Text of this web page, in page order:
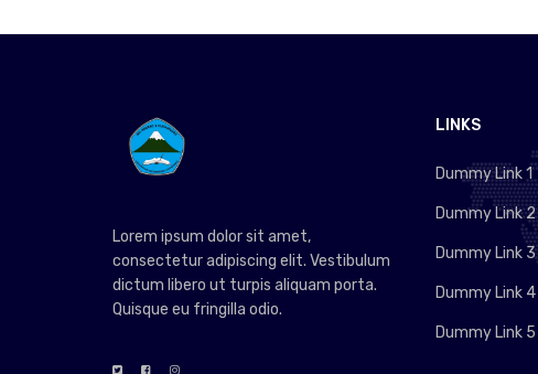
Lorem ipsum dolor sit amet,
consectetur adipiscing elit. Vestibulum
dictum libero ut turpis aliquam porta.
Quisque eu fringilla odio.
LINKS
Dummy Link 1
Dummy Link 2
Dummy Link 3
Dummy Link 4
Dummy Link 5